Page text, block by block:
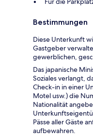
Bestimmungen
Diese Unterkunft
Gastgeber
gewerblichen,
Das japanische
Soziales verlangt,
Check-in in einer
Motel usw.) die
Nationalität
Pässe aller Gäste
aufbewahren.